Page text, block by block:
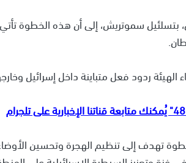
بتسلئيل سموتريش، إلى أن هذه
الهيئة ردود فعل متباينة داخل إسرائيل
تهدف إلى تنظيم الهجرة وتحسين